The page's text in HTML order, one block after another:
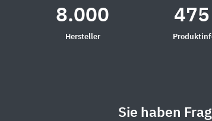
8.000
Hersteller
475
Sie haben